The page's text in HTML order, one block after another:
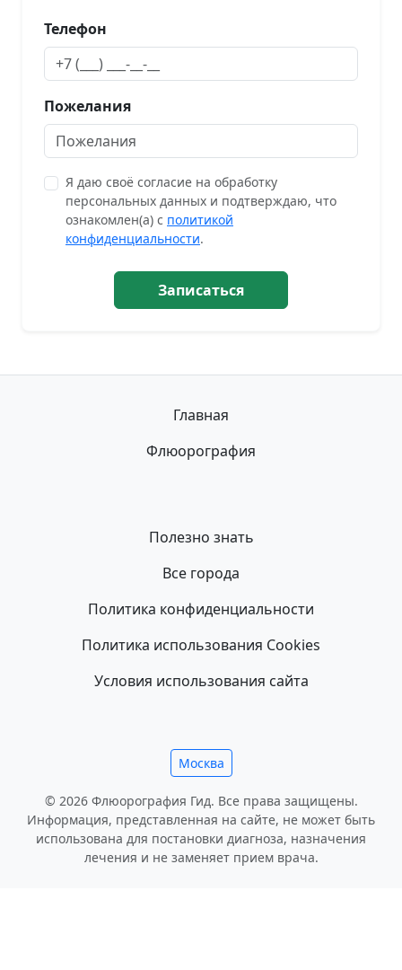
Телефон
Пожелания
Я даю своё согласие на обработку
персональных данных и подтверждаю, что
ознакомлен(а) с политикой
конфиденциальности.
Записаться
Главная
Флюорография
Полезно знать
Все города
Политика конфиденциальности
Политика использования Cookies
Условия использования сайта
Москва
© 2026 Флюорография Гид. Все права защищены.
Информация, представленная на сайте, не может быть
использована для постановки диагноза, назначения
лечения и не заменяет прием врача.